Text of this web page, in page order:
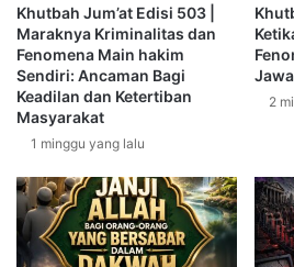
Zubair bin Adi, dia berkata:”kami
malik mengadukan penderitaan
perlakuan Alhajjaj, maka beliau
إِلَّا الَّذِي بَعْدَهُ شَرٌّ مِنْهُ حَتَّى تَلْقَوْا رَبَّكُمْ
“Sabarlah, sesungguhnya tidak
suatu zaman kecuali yang
s
i
a
|
U
a
d
z
D
P
a
r
a
P
e
n
t
u
Khutbah Jum’at Edisi 503 |
Maraknya Kriminalitas dan
Fenomena Main hakim
Sendiri: Ancaman Bagi
Keadilan dan Ketertiban
Masyarakat
1 minggu yang lalu
2